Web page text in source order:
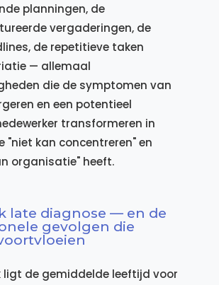
planningen, de
vergaderingen, de
de repetitieve taken
— allemaal
die de symptomen van
en een potentieel
transformeren in
"niet kan concentreren" en
organisatie" heeft.
late diagnose — en de
gevolgen die
ligt de gemiddelde leeftijd voor